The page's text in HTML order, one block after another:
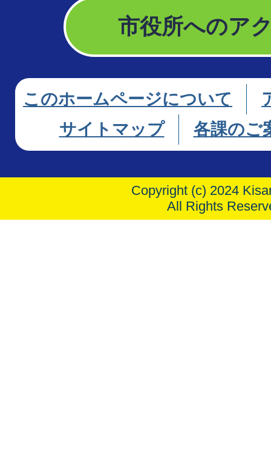
市役所へのア
このホームページについて
サイトマップ
各課のご
Copyright (c) 2024
All Rights